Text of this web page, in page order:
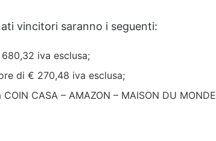
vincitori saranno i seguenti:
iva esclusa;
di € 270,48 iva esclusa;
CASA – AMAZON – MAISON DU MONDE